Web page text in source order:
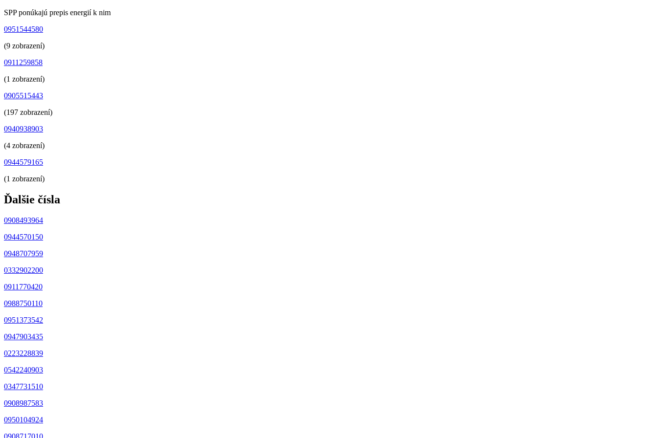
SPP ponúkajú prepis energií k nim
0951544580
(9 zobrazení)
0911259858
(1 zobrazení)
0905515443
(197 zobrazení)
0940938903
(4 zobrazení)
0944579165
(1 zobrazení)
Ďalšie čísla
0908493964
0944570150
0948707959
0332902200
0911770420
0988750110
0951373542
0947903435
0223228839
0542240903
0347731510
0908987583
0950104924
0908717010